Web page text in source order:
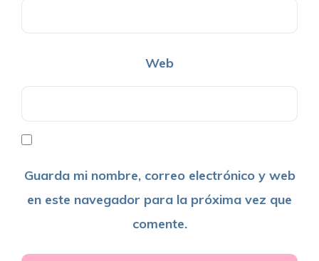
Web
Guarda mi nombre, correo electrónico y web
en este navegador para la próxima vez que
comente.